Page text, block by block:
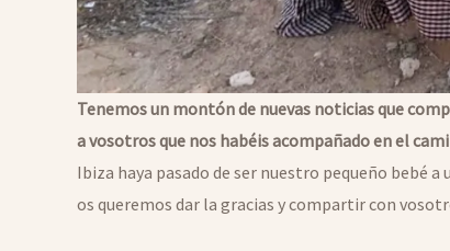
Tenemos un montón de nuevas noticias que
a vosotros que nos habéis acompañado en el
Ibiza haya pasado de ser nuestro pequeño bebé
os queremos dar la gracias y compartir con